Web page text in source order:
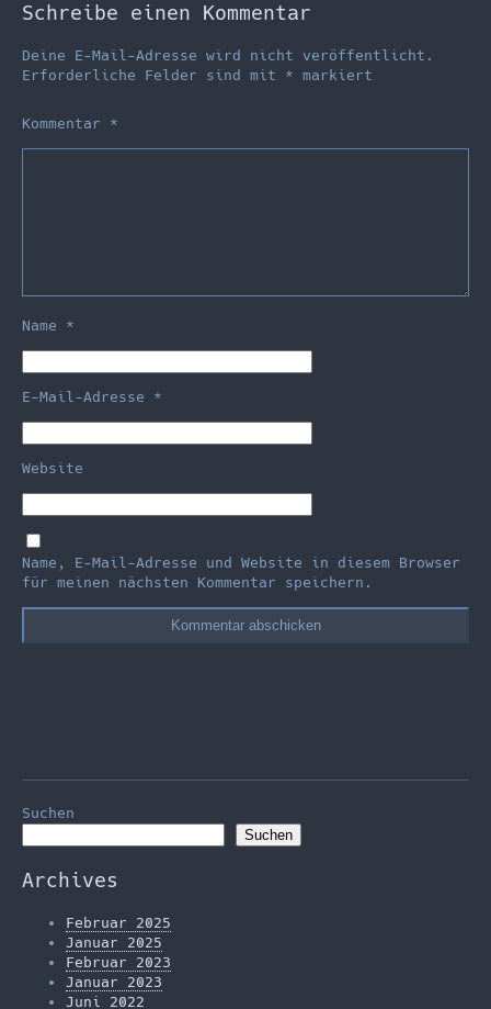
Schreibe einen Kommentar
Deine E-Mail-Adresse wird nicht veröffentlicht.
Erforderliche Felder sind mit * markiert
Kommentar *
Name *
E-Mail-Adresse *
Website
Name, E-Mail-Adresse und Website in diesem Browser
für meinen nächsten Kommentar speichern.
Suchen
Suchen
Archives
Februar 2025
Januar 2025
Februar 2023
Januar 2023
Juni 2022